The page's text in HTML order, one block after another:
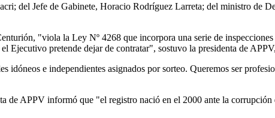
del Jefe de Gabinete, Horacio Rodríguez Larreta; del ministro de
"viola la Ley Nº 4268 que incorpora una serie de
Ejecutivo pretende dejar de contratar", sostuvo la presidenta de
e independientes asignados por sorteo. Queremos ser
de APPV informó que "el registro nació en el 2000 ante la corrupción